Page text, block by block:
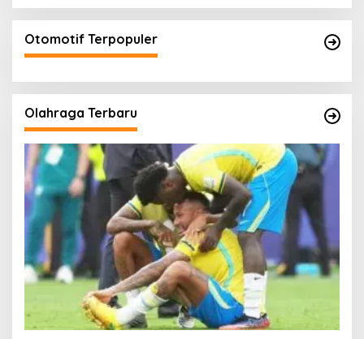
Otomotif Terpopuler
Olahraga Terbaru